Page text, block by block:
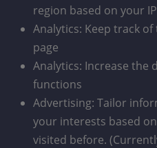
region based on your
Analytics: Keep track
page
Analytics: Increase the
functions
Advertising: Tailor
your interests based
visited before.